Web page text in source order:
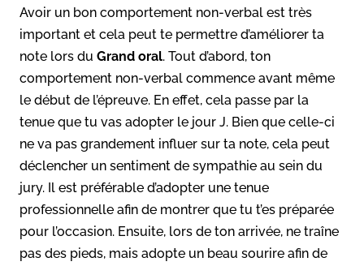
Avoir un bon comportement non-verbal est très
important et cela peut te permettre d’améliorer ta
note lors du Grand oral. Tout d’abord, ton
comportement non-verbal commence avant même
le début de l’épreuve. En effet, cela passe par la
tenue que tu vas adopter le jour J. Bien que celle-ci
ne va pas grandement influer sur ta note, cela peut
déclencher un sentiment de sympathie au sein du
jury. Il est préférable d’adopter une tenue
professionnelle afin de montrer que tu t’es préparée
pour l’occasion. Ensuite, lors de ton arrivée, ne traîne
pas des pieds, mais adopte un beau sourire afin de